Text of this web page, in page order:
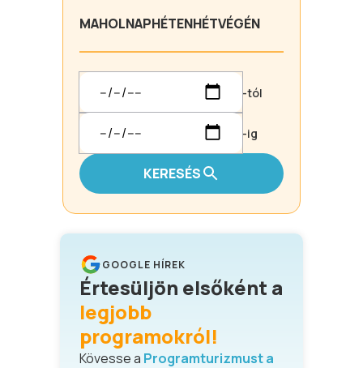
MAHOLNAPHÉTENHÉTVÉGÉN
-tól
-ig
KERESÉS
GOOGLE HÍREK
Értesüljön elsőként a
legjobb
programokról!
Kövesse a Programturizmust a